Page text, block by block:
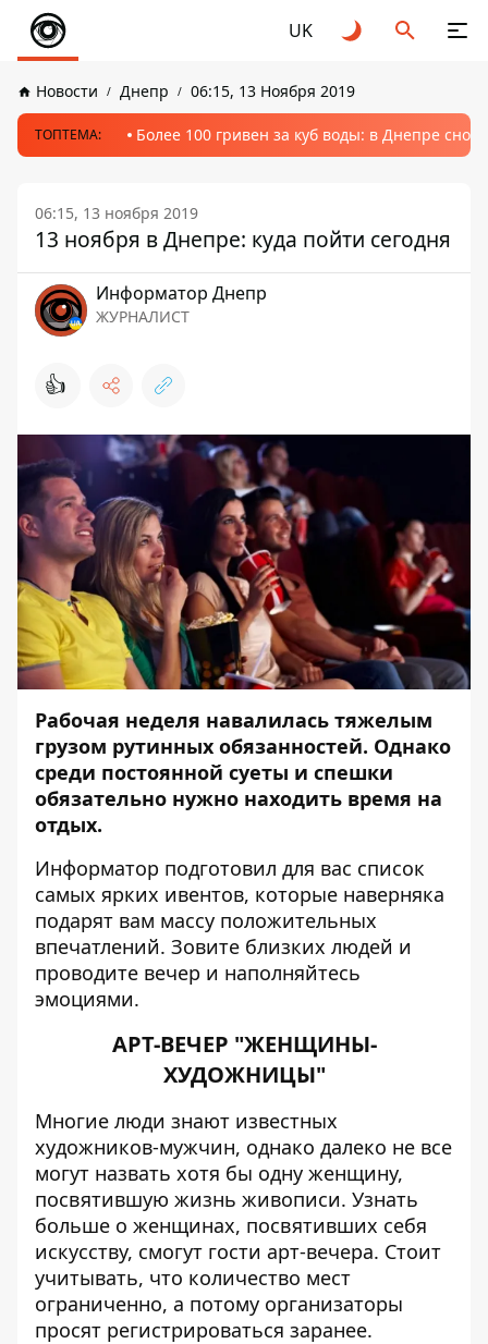
UK
Новости Днепр 06:15, 13 Ноября 2019
ТОПТЕМА: Более 100 гривен за куб воды: в Днепре
06:15, 13 ноября 2019
13 ноября в Днепре: куда пойти сегодня
Информатор Днепр
ЖУРНАЛИСТ
👍
Рабочая неделя навалилась тяжелым
грузом рутинных обязанностей. Однако
среди постоянной суеты и спешки
обязательно нужно находить время на
отдых.
Информатор подготовил для вас список
самых ярких ивентов, которые наверняка
подарят вам массу положительных
впечатлений. Зовите близких людей и
проводите вечер и наполняйтесь
эмоциями.
АРТ-ВЕЧЕР "ЖЕНЩИНЫ-
ХУДОЖНИЦЫ"
Многие люди знают известных
художников-мужчин, однако далеко не все
могут назвать хотя бы одну женщину,
посвятившую жизнь живописи. Узнать
больше о женщинах, посвятивших себя
искусству, смогут гости арт-вечера. Стоит
учитывать, что количество мест
ограниченно, а потому организаторы
просят регистрироваться заранее.